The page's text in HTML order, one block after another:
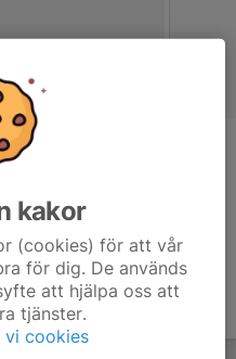
kakor
(cookies) för att vår
för dig. De används
att hjälpa oss att
tjänster.
vi cookies